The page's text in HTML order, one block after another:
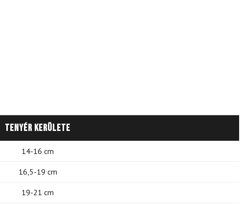
Tenyér kerülete
14-16 cm
16,5-19 cm
19-21 cm